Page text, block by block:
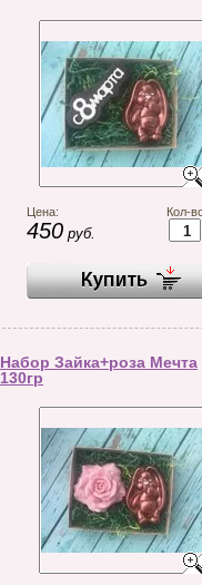
Цена:
450 руб.
Кол-
Набор Зайка+роза Мечта
130гр